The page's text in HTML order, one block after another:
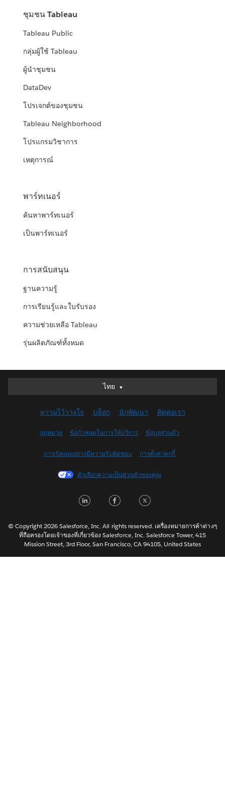
ชุมชน Tableau
Tableau Public
กลุ่มผู้ใช้ Tableau
ผู้นำชุมชน
DataDev
โปรเจกต์ของชุมชน
Tableau Neighborhood
โปรแกรมวิชาการ
เหตุการณ์
พาร์ทเนอร์
ค้นหาพาร์ทเนอร์
เป็นพาร์ทเนอร์
การสนับสนุน
ฐานความรู้
การเรียนรู้และใบรับรอง
ความช่วยเหลือ Tableau
รุ่นผลิตภัณฑ์ทั้งหมด
ไทย
ไทย
English (UK)
English (US)
Français (Canada)
Français (France)
日本語
Nederlands
Português
ความไว้วางใจ บล็อก นักพัฒนา ติดต่อเรา
กฎหมาย ข้อกำหนดในการให้บริการ ข้อมูลส่วนตัว
การเปิดเผยอย่างมีความรับผิดชอบ การตั้งค่าคุกกี้
ตัวเลือกความเป็นส่วนตัวของคุณ
LinkedInFacebook
© Copyright 2026 Salesforce, Inc. All rights reserved. เครื่องหมายการค้าต่างๆ
ที่ถือครองโดยเจ้าของที่เกี่ยวข้อง Salesforce, Inc. Salesforce Tower, 415
Mission Street, 3rd Floor, San Francisco, CA 94105, United States